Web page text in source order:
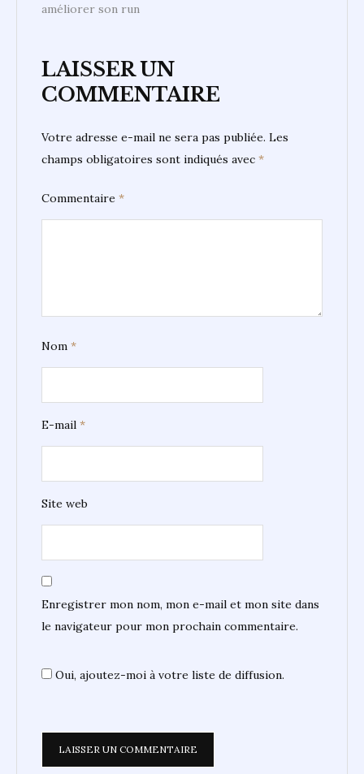
améliorer son run
LAISSER UN
COMMENTAIRE
Votre adresse e-mail ne sera pas publiée. Les
champs obligatoires sont indiqués avec *
Commentaire *
Nom *
E-mail *
Site web
Enregistrer mon nom, mon e-mail et mon site dans
le navigateur pour mon prochain commentaire.
Oui, ajoutez-moi à votre liste de diffusion.